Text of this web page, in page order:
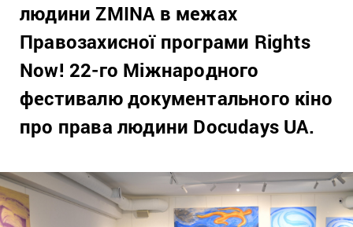
людини ZMINA в межах
Правозахисної програми Rights
Now! 22-го Міжнародного
фестивалю документального кіно
про права людини Docudays UA.